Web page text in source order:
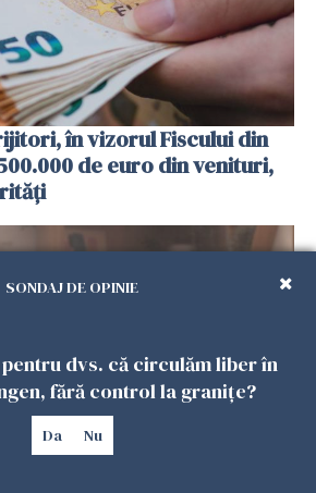
în vizorul Fiscului din
de euro din venituri,
SONDAJ DE OPINIE
dvs. că circulăm liber în
fără control la granițe?
Da Nu